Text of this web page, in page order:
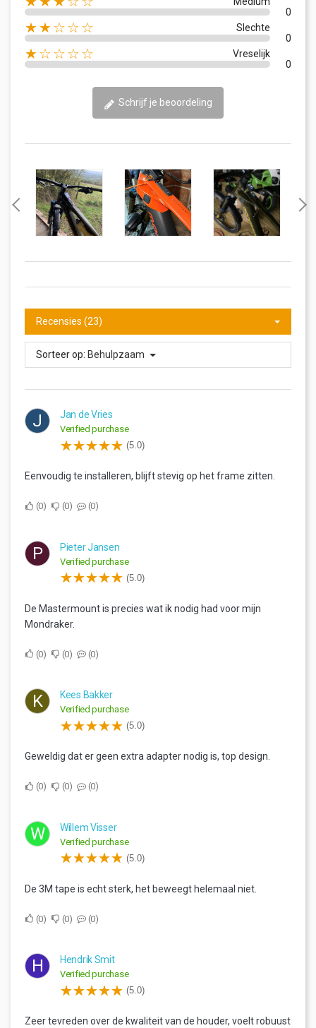
0
★★☆☆☆
Slechte
0
★☆☆☆☆
Vreselijk
0
Schrijf je beoordeling
Recensies (23)
Sorteer op: Behulpzaam
J Jan de Vries
Verified purchase
(5.0)
Eenvoudig te installeren, blijft stevig op het frame zitten.
0 0 0
P Pieter Jansen
Verified purchase
(5.0)
De Mastermount is precies wat ik nodig had voor mijn
Mondraker.
0 0 0
K Kees Bakker
Verified purchase
(5.0)
Geweldig dat er geen extra adapter nodig is, top design.
0 0 0
W Willem Visser
Verified purchase
(5.0)
De 3M tape is echt sterk, het beweegt helemaal niet.
0 0 0
H Hendrik Smit
Verified purchase
(5.0)
Zeer tevreden over de kwaliteit van de houder, voelt robuust